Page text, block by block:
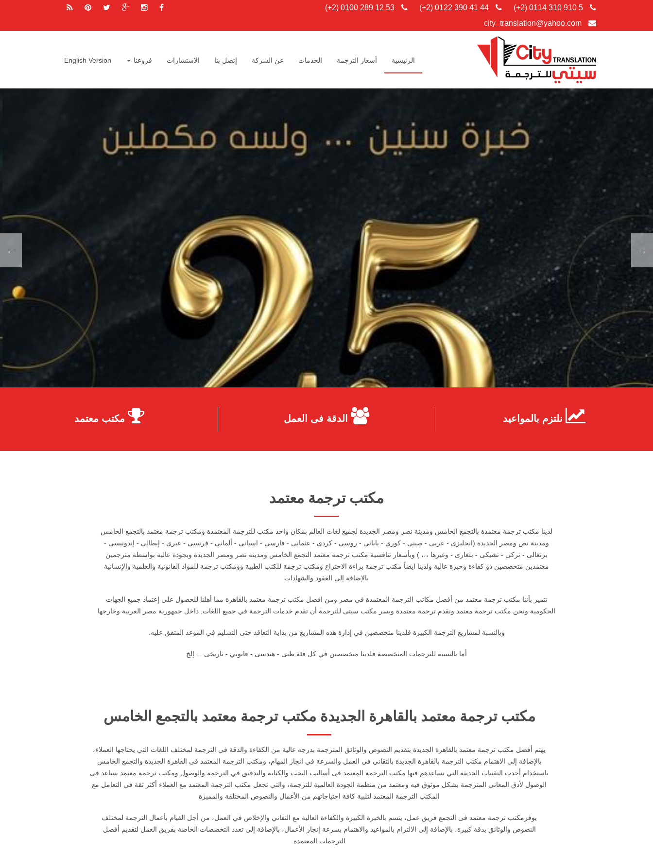
city_translation@yahoo.com
English Version فروعنا الاستشارات إتصل بنا عن الشركة الخدمات أسعار الترجمة الرئيسية
مكتب معتمد الدقة فى العمل نلتزم بالمواعيد
مكتب ترجمة معتمد
لدينا مكتب ترجمة معتمدة بالتجمع الخامس ومدينة نصر ومصر الجديدة لجميع لغات العالم بمكان واحد مكتب للترجمة المعتمدة ومكتب ترجمة معتمد بالتجمع الخامس
ومدينة نص ومصر الجديدة (انجليزى - عربى - صينى - كورى - يابانى - روسى - كردى - عثمانى - فارسى - اسبانى - ألمانى - فرنسى - عبرى - إيطالى - إندونيسى -
برتغالى - تركى - تشيكى - بلغارى - وغيرها ،،، ) وبأسعار تنافسية مكتب ترجمة معتمد التجمع الخامس ومدينة نصر ومصر الجديدة وبجودة عالية بواسطة مترجمين
معتمدين متخصصين ذو كفاءة وخبرة عالية ولدينا ايضاً مكتب ترجمة براءة الاختراع ومكتب ترجمة للكتب الطبية وومكتب ترجمة للمواد القانونية والعلمية والإنسانية
بالإضافة إلى العقود والشهادات
نتميز بأننا مكتب ترجمة معتمد من أفضل مكاتب الترجمة المعتمدة في مصر ومن افضل مكتب ترجمة معتمد بالقاهرة مما أهلنا للحصول على إعتماد جميع الجهات
الحكومية ونحن مكتب ترجمة معتمد ونقدم ترجمة معتمدة ويسر مكتب سيتى للترجمة أن تقدم خدمات الترجمة في جميع اللغات, داخل جمهورية مصر العربية وخارجها
وبالنسبة لمشاريع الترجمة الكبيرة فلدينا متخصصين في إدارة هذه المشاريع من بداية التعاقد حتى التسليم في الموعد المتفق عليه.
أما بالنسبة للترجمات المتخصصة فلدينا متخصصين في كل فئة طبى - هندسى - قانوني - تاريخى ... إلخ
مكتب ترجمة معتمد بالقاهرة الجديدة مكتب ترجمة معتمد بالتجمع الخامس
يهتم أفضل مكتب ترجمة معتمد بالقاهرة الجديدة بتقديم النصوص والوثائق المترجمة بدرجه عالية من الكفاءة والدقة في الترجمة لمختلف اللغات التي يحتاجها العملاء،
بالإضافة إلى الاهتمام مكتب الترجمة بالقاهرة الجديدة بالتقاني في العمل والسرعة في انجاز المهام، ومكتب الترجمة المعتمد فى القاهرة الجديدة والتجمع الخامس
باستخدام أحدث التقنيات الحديثة التي تساعدهم فيها مكتب الترجمة المعتمد فى أساليب البحث والكتابة والتدقيق في الترجمة والوصول ومكتب ترجمة معتمد يساعد فى
الوصول لأدق المعاني المترجمة بشكل موثوق فيه ومعتمد من منظمة الجودة العالمية للترجمة، والتي تجعل مكتب الترجمة المعتمد مع العملاء أكثر ثقة في التعامل مع
المكتب الترجمة المعتمد لتلبية كافة احتياجاتهم من الأعمال والنصوص المختلفة والمميزة
يوفرمكتب ترجمة معتمد فى التجمع فريق عمل، يتسم بالخبرة الكبيرة والكفاءة العالية مع التفاني والإخلاص في العمل، من أجل القيام بأعمال الترجمة لمختلف
النصوص والوثائق بدقة كبيرة، بالإضافة إلى الالتزام بالمواعيد والاهتمام بسرعة إنجاز الأعمال، بالإضافة إلى تعدد التخصصات الخاصة بفريق العمل لتقديم أفضل
الترجمات المعتمدة